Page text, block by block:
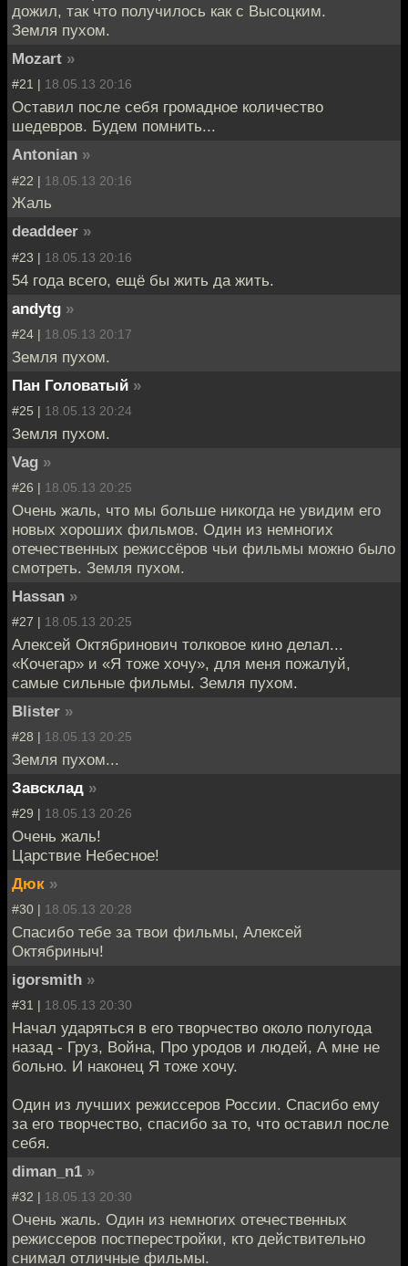
дожил, так что получилось как с Высоцким.
Земля пухом.
Mozart »
#21 | 18.05.13 20:16
Оставил после себя громадное количество
шедевров. Будем помнить...
Antonian »
#22 | 18.05.13 20:16
Жаль
deaddeer »
#23 | 18.05.13 20:16
54 года всего, ещё бы жить да жить.
andytg »
#24 | 18.05.13 20:17
Земля пухом.
Пан Головатый »
#25 | 18.05.13 20:24
Земля пухом.
Vag »
#26 | 18.05.13 20:25
Очень жаль, что мы больше никогда не увидим его
новых хороших фильмов. Один из немногих
отечественных режиссёров чьи фильмы можно было
смотреть. Земля пухом.
Hassan »
#27 | 18.05.13 20:25
Алексей Октябринович толковое кино делал...
«Кочегар» и «Я тоже хочу», для меня пожалуй,
самые сильные фильмы. Земля пухом.
Blister »
#28 | 18.05.13 20:25
Земля пухом...
Завсклад »
#29 | 18.05.13 20:26
Очень жаль!
Царствие Небесное!
Дюк »
#30 | 18.05.13 20:28
Спасибо тебе за твои фильмы, Алексей
Октябриныч!
igorsmith »
#31 | 18.05.13 20:30
Начал ударяться в его творчество около полугода
назад - Груз, Война, Про уродов и людей, А мне не
больно. И наконец Я тоже хочу.
Один из лучших режиссеров России. Спасибо ему
за его творчество, спасибо за то, что оставил после
себя.
diman_n1 »
#32 | 18.05.13 20:30
Очень жаль. Один из немногих отечественных
режиссеров постперестройки, кто действительно
снимал отличные фильмы.